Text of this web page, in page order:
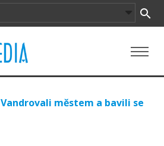
Vandrovali městem a bavili se